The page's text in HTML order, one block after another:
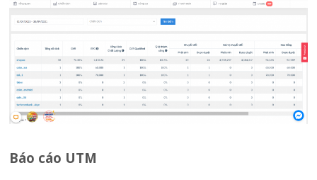
Báo cáo UTM